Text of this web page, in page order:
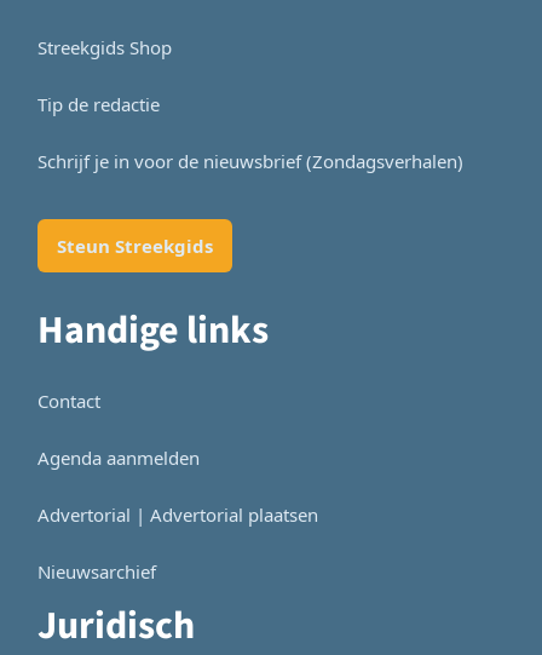
Streekgids Shop
Tip de redactie
Schrijf je in voor de nieuwsbrief (Zondagsverhalen)
Steun Streekgids
Handige links
Contact
Agenda aanmelden
Advertorial | Advertorial plaatsen
Nieuwsarchief
Juridisch